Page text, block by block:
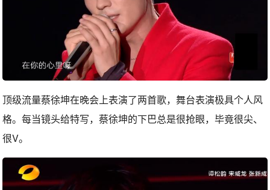
顶级流量蔡徐坤在晚会上表演了两首歌，舞台表演极具个人风
格。每当镜头给特写，蔡徐坤的下巴总是很抢眼，毕竟很尖、
很V。